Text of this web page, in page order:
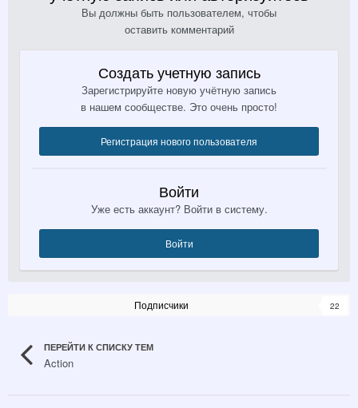
Вы должны быть пользователем, чтобы
оставить комментарий
Создать учетную запись
Зарегистрируйте новую учётную запись
в нашем сообществе. Это очень просто!
Регистрация нового пользователя
Войти
Уже есть аккаунт? Войти в систему.
Войти
Подписчики 22
ПЕРЕЙТИ К СПИСКУ ТЕМ
Action